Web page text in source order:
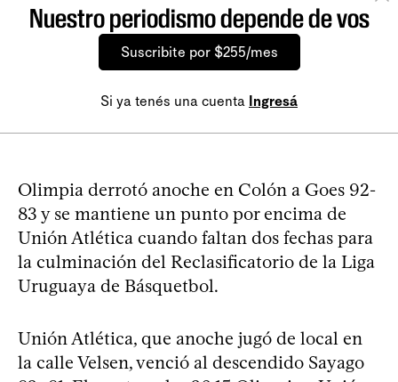
Nuestro periodismo depende de vos
Suscribite por $255/mes
Si ya tenés una cuenta Ingresá
Olimpia derrotó anoche en Colón a Goes 92-
83 y se mantiene un punto por encima de
Unión Atlética cuando faltan dos fechas para
la culminación del Reclasificatorio de la Liga
Uruguaya de Básquetbol.
Unión Atlética, que anoche jugó de local en
la calle Velsen, venció al descendido Sayago